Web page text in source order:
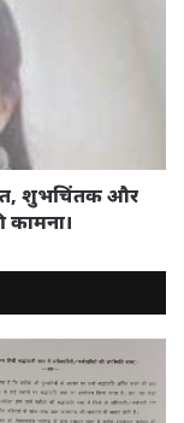
शुभचिंतक और
कामना।